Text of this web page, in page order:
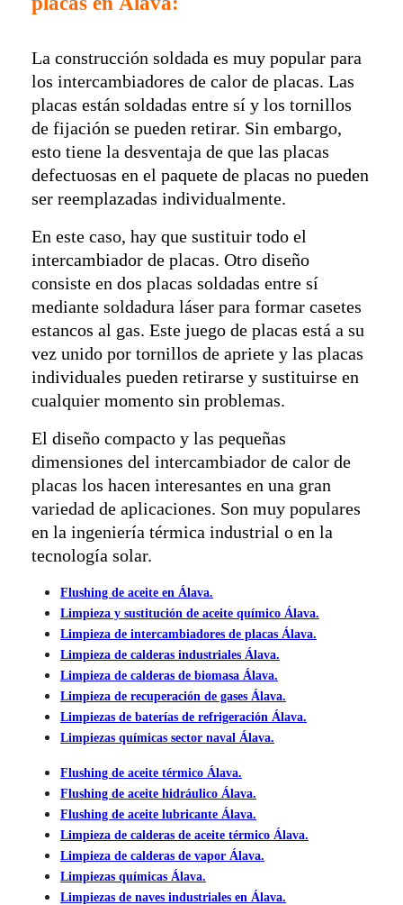
La construcción soldada es muy popular para
los intercambiadores de calor de placas. Las
placas están soldadas entre sí y los tornillos
de fijación se pueden retirar. Sin embargo,
esto tiene la desventaja de que las placas
defectuosas en el paquete de placas no pueden
ser reemplazadas individualmente.
En este caso, hay que sustituir todo el
intercambiador de placas. Otro diseño
consiste en dos placas soldadas entre sí
mediante soldadura láser para formar casetes
estancos al gas. Este juego de placas está a su
vez unido por tornillos de apriete y las placas
individuales pueden retirarse y sustituirse en
cualquier momento sin problemas.
El diseño compacto y las pequeñas
dimensiones del intercambiador de calor de
placas los hacen interesantes en una gran
variedad de aplicaciones. Son muy populares
en la ingeniería térmica industrial o en la
tecnología solar.
Flushing de aceite en Álava.
Limpieza y sustitución de aceite químico Álava.
Limpieza de intercambiadores de placas Álava.
Limpieza de calderas industriales Álava.
Limpieza de calderas de biomasa Álava.
Limpieza de recuperación de gases Álava.
Limpiezas de baterías de refrigeración Álava.
Limpiezas químicas sector naval Álava.
Flushing de aceite térmico Álava.
Flushing de aceite hidráulico Álava.
Flushing de aceite lubricante Álava.
Limpieza de calderas de aceite térmico Álava.
Limpieza de calderas de vapor Álava.
Limpiezas químicas Álava.
Limpiezas de naves industriales en Álava.